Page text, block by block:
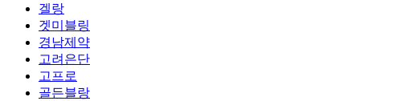
겔랑
겟미블링
경남제약
고려은단
고프로
골든블랑